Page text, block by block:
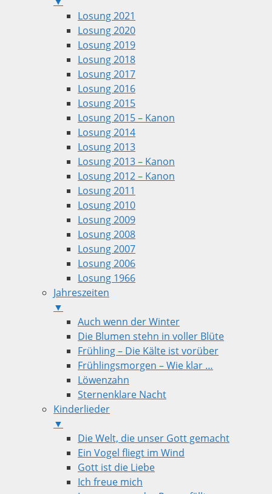
Losung 2021
Losung 2020
Losung 2019
Losung 2018
Losung 2017
Losung 2016
Losung 2015
Losung 2015 – Kanon
Losung 2014
Losung 2013
Losung 2013 – Kanon
Losung 2012 – Kanon
Losung 2011
Losung 2010
Losung 2009
Losung 2008
Losung 2007
Losung 2006
Losung 1966
Jahreszeiten
▼
Auch wenn der Winter
Die Blumen stehn in voller Blüte
Frühling – Die Kälte ist vorüber
Frühlingsmorgen – Wie klar …
Löwenzahn
Sternenklare Nacht
Kinderlieder
▼
Die Welt, die unser Gott gemacht
Ein Vogel fliegt im Wind
Gott ist die Liebe
Ich freue mich